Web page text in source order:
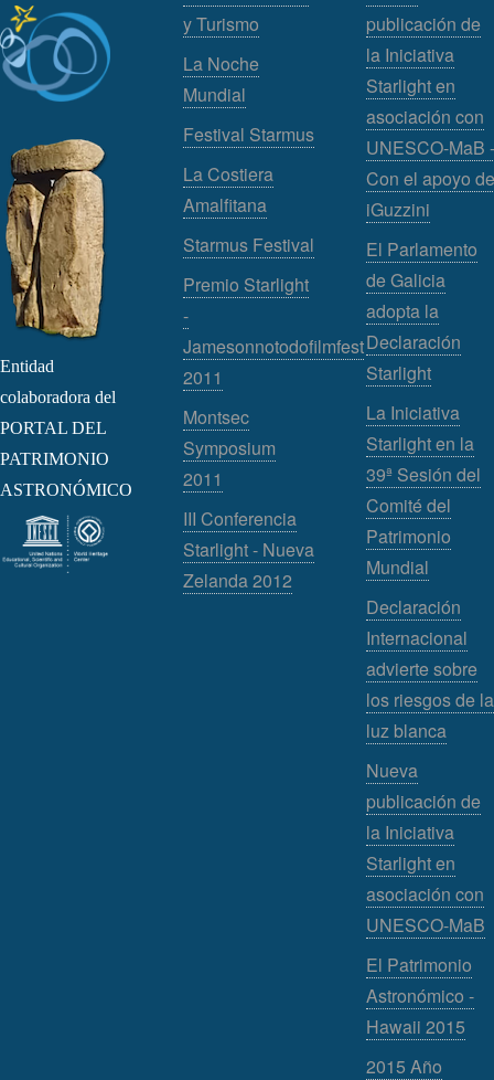
Entidad
colaboradora del
PORTAL DEL
PATRIMONIO
ASTRONÓMICO
y Turismo
La Noche
Mundial
Festival Starmus
La Costiera
Amalfitana
Starmus Festival
Premio Starlight
-
Jamesonnotodofilmfest
2011
Montsec
Symposium
2011
III Conferencia
Starlight - Nueva
Zelanda 2012
publicación de
la Iniciativa
Starlight en
asociación con
UNESCO-MaB -
Con el apoyo de
iGuzzini
El Parlamento
de Galicia
adopta la
Declaración
Starlight
La Iniciativa
Starlight en la
39ª Sesión del
Comité del
Patrimonio
Mundial
Declaración
Internacional
advierte sobre
los riesgos de la
luz blanca
Nueva
publicación de
la Iniciativa
Starlight en
asociación con
UNESCO-MaB
El Patrimonio
Astronómico -
Hawaii 2015
2015 Año